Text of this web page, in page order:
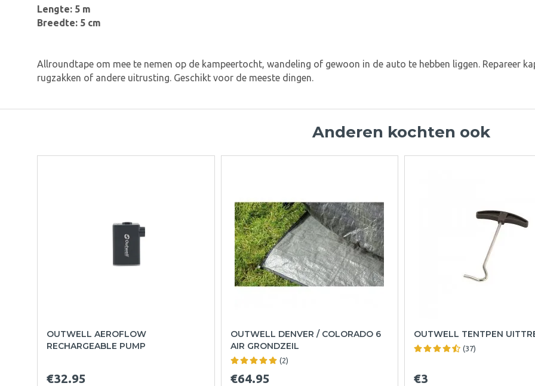
Lengte: 5 m
Breedte: 5 cm
Allroundtape om mee te nemen op de kampeertocht, wandeling of gewoon in de auto te hebben liggen. Repareer
rugzakken of andere uitrusting. Geschikt voor de meeste dingen.
Anderen kochten ook
OUTWELL AEROFLOW
RECHARGEABLE PUMP
€32.95
OUTWELL DENVER / COLORADO 6
AIR GRONDZEIL
(2)
€64.95
OUTWELL TENTPEN
(37)
€3